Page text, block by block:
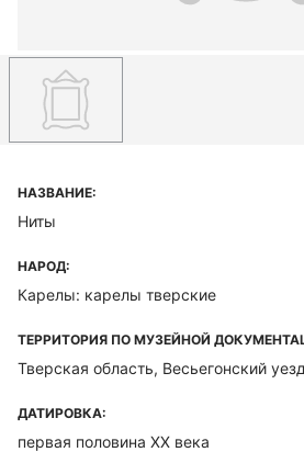
НАЗВАНИЕ:
Ниты
НАРОД:
Карелы: карелы тверские
ТЕРРИТОРИЯ ПО МУЗЕЙНОЙ
Тверская область, Весьегонский
ДАТИРОВКА:
первая половина XX века